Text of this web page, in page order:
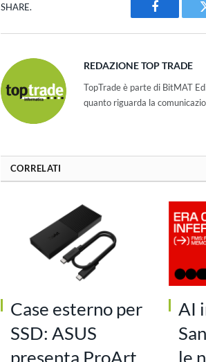
SHARE.
Facebook
REDAZIONE TOP TRADE
TopTrade è parte di BitMAT
quanto riguarda la
CORRELATI
Case esterno per
SSD: ASUS
presenta ProArt
AI
le